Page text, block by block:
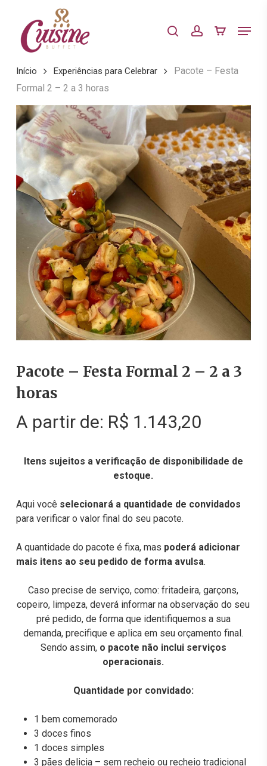
content
search account Menu
Início Experiências para Celebrar
Pacote – Festa
Formal 2 – 2 a 3 horas
Pacote – Festa Formal 2 – 2 a 3
horas
A partir de: R$ 1.143,20
Itens sujeitos a verificação de disponibilidade de
estoque.
Aqui você selecionará a quantidade de convidados
para verificar o valor final do seu pacote.
A quantidade do pacote é fixa, mas poderá adicionar
mais itens ao seu pedido de forma avulsa.
Caso precise de serviço, como: fritadeira, garçons,
copeiro, limpeza, deverá informar na observação do seu
pré pedido, de forma que identifiquemos a sua
demanda, precifique e aplica em seu orçamento final.
Sendo assim, o pacote não inclui serviços
operacionais.
Quantidade por convidado:
1 bem comemorado
3 doces finos
1 doces simples
3 pães delicia – sem recheio ou recheio tradicional